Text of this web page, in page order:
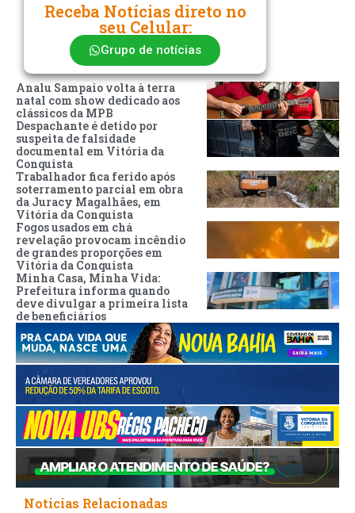
Receba Notícias direto no
seu Celular:
Grupo de notícias
Analu Sampaio volta à terra
natal com show dedicado aos
clássicos da MPB
Despachante é detido por
suspeita de falsidade
documental em Vitória da
Conquista
Trabalhador fica ferido após
soterramento parcial em obra
da Juracy Magalhães, em
Vitória da Conquista
Fogos usados em chá
revelação provocam incêndio
de grandes proporções em
Vitória da Conquista
Minha Casa, Minha Vida:
Prefeitura informa quando
deve divulgar a primeira lista
de beneficiários
Noticias Relacionadas